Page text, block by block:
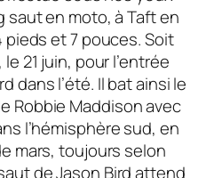
saut en moto, à Taft en
pieds et 7 pouces. Soit
21 juin, pour l’entrée
dans l’été. Il bat ainsi le
Robbie Maddison avec
l’hémisphère sud, en
mars, toujours selon
de Jason Bird attend